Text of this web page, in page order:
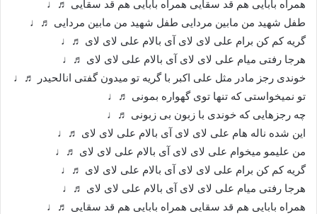
همراه بابایی هم قد سقایی همراه بابایی هم قد سقایی ♬♩
طفل شهید من مابین مردایی طفل شهید من مابین مردایی ♬♩
گریه کم کن برام‌ علی لای لای آی بالام علی لای لای ♬♩
هرجا رفتی میام علی لای لای آی بالام علی لای لای ♬♩
خوندی رجز مادر مثل علی اکبر با گریه تو میدون گفتی انالحیدر ♬♩
تو نمیخواستی که تنها توی گهواره بمونی ♬♩
چه رجزهایی که خوندی با زبون بی زبونی ♬♩
این شده ناله هام علی لای لای آی بالام علی لای لای ♬♩
من علیمو میخوام علی لای لای آی بالام علی لای لای ♬♩
گریه کم کن برام‌ علی لای لای آی بالام علی لای لای ♬♩
هرجا رفتی میام علی لای لای آی بالام علی لای لای ♬♩
همراه بابایی هم قد سقایی همراه بابایی هم قد سقایی ♬♩